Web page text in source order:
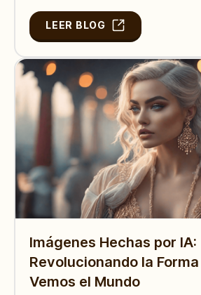
LEER BLOG
Imágenes Hechas por IA:
Revolucionando la
Vemos el Mundo